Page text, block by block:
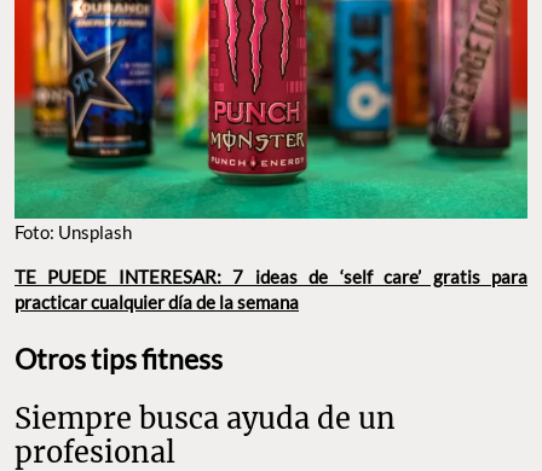
Foto: Unsplash
TE PUEDE INTERESAR: 7 ideas de ‘self care’ gratis para
practicar cualquier día de la semana
Otros tips fitness
Siempre busca ayuda de un
profesional